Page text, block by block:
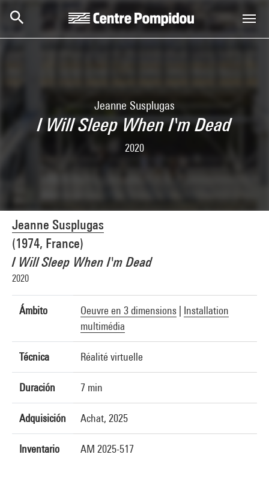
Jeanne Susplugas
I Will Sleep When I'm Dead
2020
Jeanne Susplugas
(1974, France)
I Will Sleep When I'm Dead
2020
Ámbito Oeuvre en 3 dimensions
Installation
multimédia
Técnica Réalité virtuelle
Duración 7 min
Adquisición Achat, 2025
Inventario AM 2025-517